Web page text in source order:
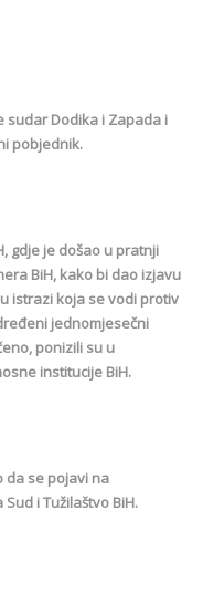
sudar Dodika i Zapada i
pobjednik.
gdje je došao u pratnji
BiH, kako bi dao izjavu
istrazi koja se vodi protiv
jednomjesečni
ponizili su u
institucije BiH.
da se pojavi na
i Tužilaštvo BiH.